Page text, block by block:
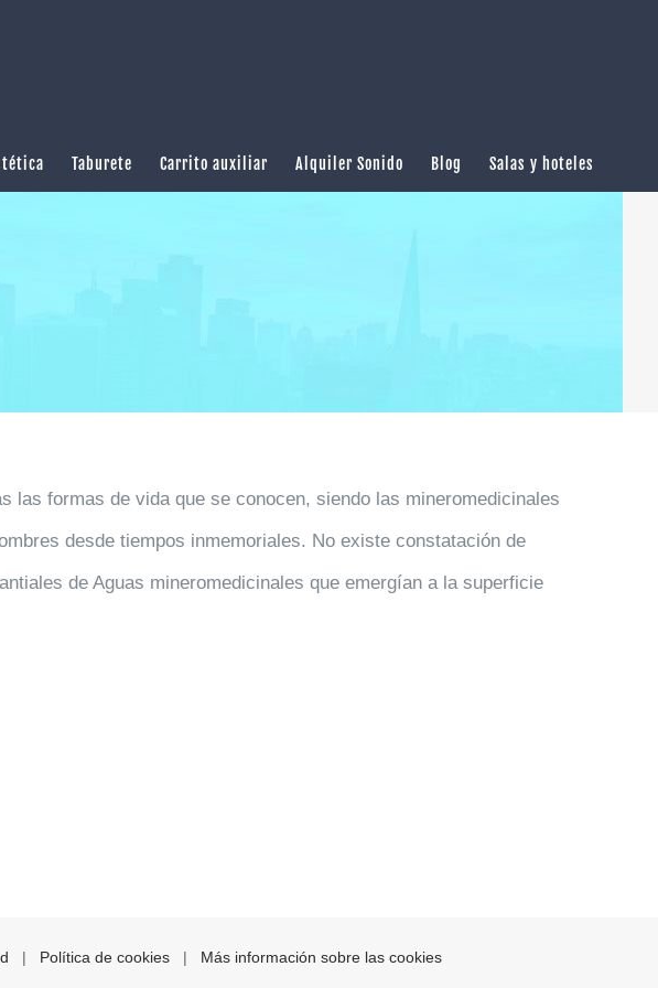
Taburete Carrito auxiliar Alquiler Sonido Blog Salas y hoteles
las formas de vida que se conocen, siendo las mineromedicinales
desde tiempos inmemoriales. No existe constatación de
de Aguas mineromedicinales que emergían a la superficie
| Política de cookies | Más información sobre las cookies